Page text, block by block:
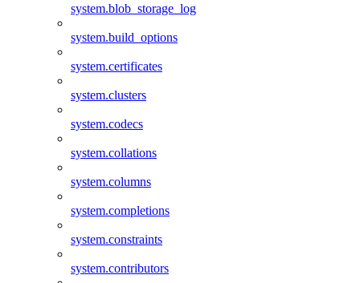
system.blob_storage_log
system.build_options
system.certificates
system.clusters
system.codecs
system.collations
system.columns
system.completions
system.constraints
system.contributors